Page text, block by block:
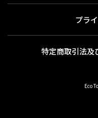
プラ
特定商取引法及
Eco